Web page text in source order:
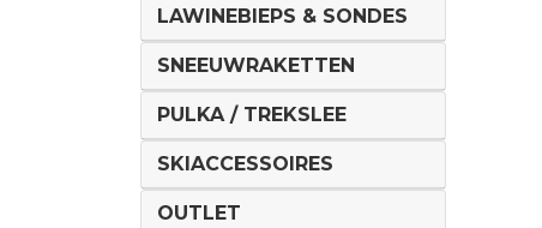
LAWINEBIEPS & SONDES
SNEEUWRAKETTEN
PULKA / TREKSLEE
SKIACCESSOIRES
OUTLET